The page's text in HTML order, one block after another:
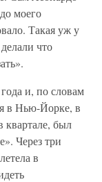
моего
Такая уж у
что
и, по словам
в Нью-Йорке, в
квартале, был
Через три
в